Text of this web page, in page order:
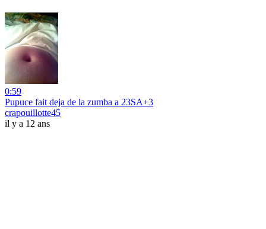
0:59
Pupuce fait deja de la zumba a 23SA+3
crapouillotte45
il y a 12 ans